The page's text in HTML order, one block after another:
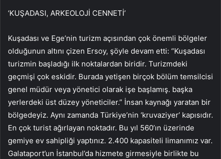
‘KUŞADASI, ARKEOLOJİ CENNETİ’
Kuşadası ve Ege’nin turizm açısından çok önemli bölgeler
olduğunun altını çizen Ersoy, şöyle devam etti: “Kuşadası
turizmin başladığı ilk noktalardan biridir. Turizmdeki
geçmişi çok eskidir. Burada yetişen birçok bölüm temsilcisi
genel müdür veya yönetici olarak işe başlamış. başka
yerlerdeki üst düzey yöneticiler.” İnsan kaynağı yaratan bir
bölgedeyiz. Aynı zamanda Türkiye’nin ‘kruvaziyer’ kapısıdır.
En çok turist ağırlayan noktadır. Bu yıl 560’ın üzerinde
gemiye ev sahipliği yaptınız. 2.400 kapasiteli limanımız var.
Galataport’un İstanbul’da hizmete girmesiyle birlikte bu